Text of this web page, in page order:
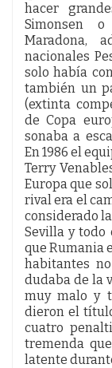
hacer
Simonsen
Maradona,
nacionales
solo había
también un
(extinta
de Copa
sonaba a
En 1986 el
Terry
Europa que
rival era el
considerado
Sevilla y todo
que Rumania
habitantes
dudaba de la
muy malo y
dieron el
cuatro
tremenda
latente